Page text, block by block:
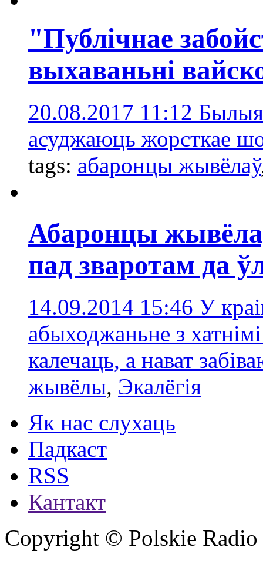
"Публічнае
выхаваньні
20.08.2017 11:12 Былыя
асуджаюць жорсткае
tags: абаронцы жывёлаў
Абаронцы
пад зваротам да
14.09.2014 15:46 У
абыходжаньне з
калечаць, а нават
жывёлы, Экалёгія
Як нас слухаць
Падкаст
RSS
Кантакт
Copyright © Polskie